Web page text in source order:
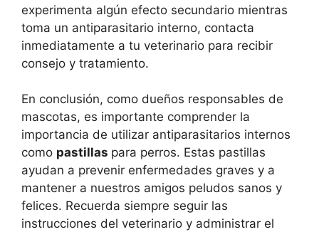
experimenta algún efecto secundario mientras
toma un antiparasitario interno, contacta
inmediatamente a tu veterinario para recibir
consejo y tratamiento.
En conclusión, como dueños responsables de
mascotas, es importante comprender la
importancia de utilizar antiparasitarios internos
como pastillas para perros. Estas pastillas
ayudan a prevenir enfermedades graves y a
mantener a nuestros amigos peludos sanos y
felices. Recuerda siempre seguir las
instrucciones del veterinario y administrar el